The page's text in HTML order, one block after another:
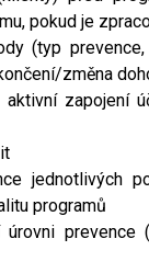
pokud je
(typ
změna
zapojení
jednotlivých
programů
prevence